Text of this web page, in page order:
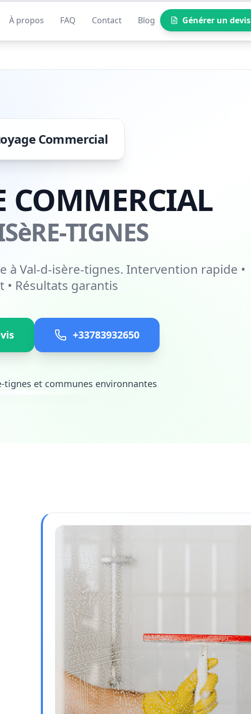
À propos FAQ Contact Blog Générer un devis
Commercial
COMMERCIAL
TIGNES
à Val-d-isère-tignes. Intervention rapide •
• Résultats garantis
+33783932650
tignes et communes environnantes